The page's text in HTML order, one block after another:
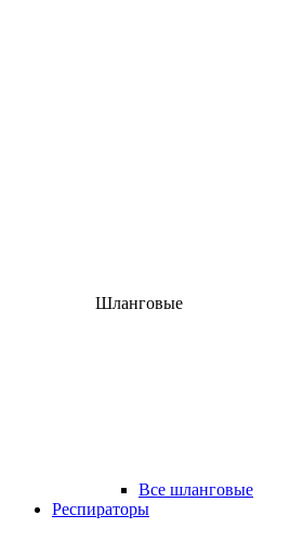
Шланговые
Все шланговые
Респираторы